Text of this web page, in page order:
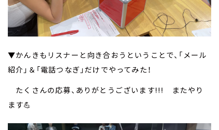
▼かんきもリスナーと向き合おうということで、「メール
紹介」＆「電話つなぎ」だけでやってみた！
たくさんの応募、ありがとうございます!!! またやり
ます💪